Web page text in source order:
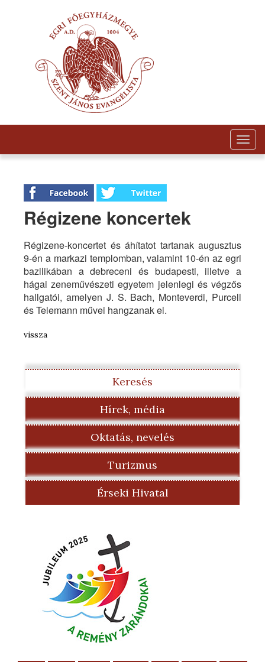
Régizene koncertek
Régizene-koncertet és áhítatot tartanak augusztus
9-én a markazi templomban, valamint 10-én az egri
bazilikában a debreceni és budapesti, illetve a
hágai zeneművészeti egyetem jelenlegi és végzős
hallgatói, amelyen J. S. Bach, Monteverdi, Purcell
és Telemann művei hangzanak el.
vissza
Keresés
Hírek, média
Oktatás, nevelés
Turizmus
Érseki Hivatal